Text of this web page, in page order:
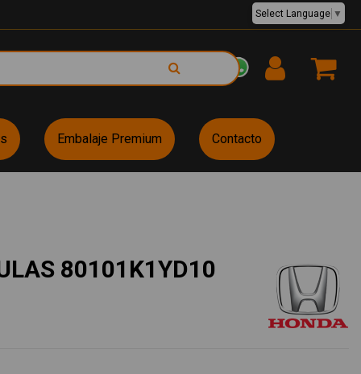
EUR €
Select Language ▼
Embalaje Premium Contacto
80101K1YD10